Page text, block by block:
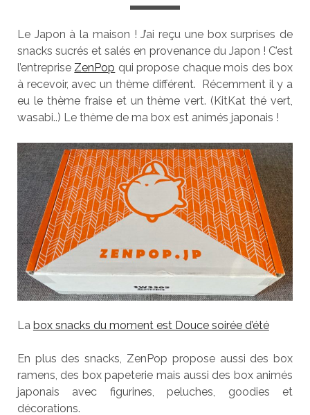
Le Japon à la maison ! J’ai reçu une box surprises de
snacks sucrés et salés en provenance du Japon ! C’est
l’entreprise ZenPop qui propose chaque mois des box
à recevoir, avec un thème différent. Récemment il y a
eu le thème fraise et un thème vert. (KitKat thé vert,
wasabi..) Le thème de ma box est animés japonais !
La box snacks du moment est Douce soirée d’été
En plus des snacks, ZenPop propose aussi des box
ramens, des box papeterie mais aussi des box animés
japonais avec figurines, peluches, goodies et
décorations.